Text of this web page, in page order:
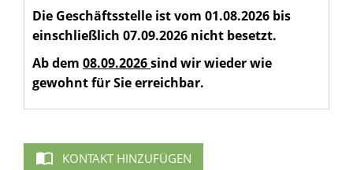
Die Geschäftsstelle ist vom 01.08.2026 bis
einschließlich 07.09.2026 nicht besetzt.
Ab dem 08.09.2026sind wir wieder wie
gewohnt für Sie erreichbar.
KONTAKT HINZUFÜGEN